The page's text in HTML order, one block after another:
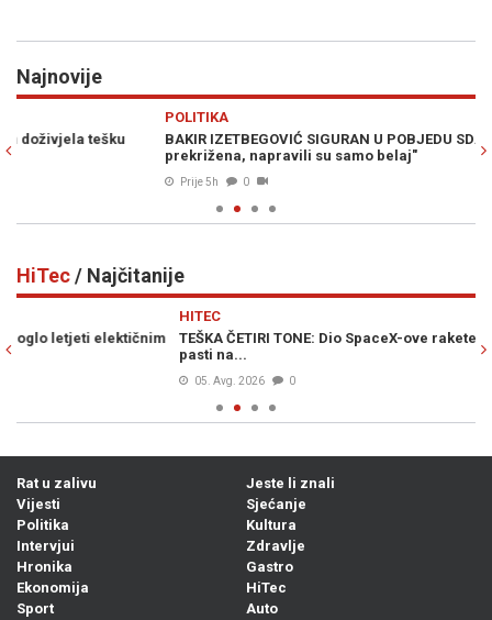
Najnovije
BAKIR IZETBEGOVIĆ SIGURAN U POBJEDU SDA: "Trojka je
prekrižena, napravili su samo belaj"
HiTec/ Najčitanije
TEŠKA ČETIRI TONE: Dio SpaceX-ove rakete nekontrolirano će
Rat u zalivu
Vijesti
Politika
Intervjui
Hronika
Ekonomija
Sport
Jeste li znali
Sjećanje
Kultura
Zdravlje
Gastro
HiTec
Auto